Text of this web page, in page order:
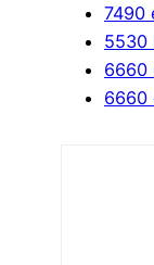
7490
5530
6660
6660